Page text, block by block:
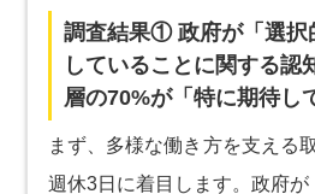
調査結果① 政府が「選択
していることに関する認
層の70%が「特に期待し
まず、多様な働き方を支える
週休3日に着目します。政府